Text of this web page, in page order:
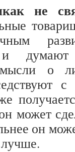
не
и
мысли о
может
он